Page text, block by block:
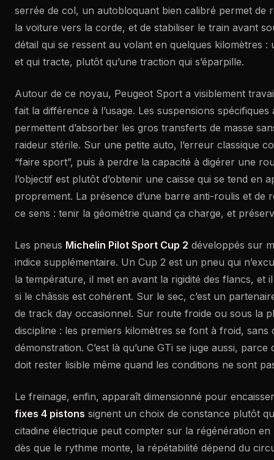
serrée de col, un autobloquant bien calibré permet de
la voiture vers la corde, et de stabiliser le train avant
détail qui se ressent au volant en quelques kilomètres :
et qui tracte, plutôt qu’une traction qui s’éparpille.
Autour de ce noyau, Peugeot Sport a visiblement
fait la différence à l’usage. Les suspensions
permettent d’absorber les gros transferts de masse
raideur stérile. Sur une petite auto, l’erreur classique
“faire sport”, puis à perdre la capacité à digérer une
l’objectif est plutôt d’obtenir une caisse qui se tend en
proprement. La présence d’une barre anti-roulis et de
ce sens : tenir la géométrie quand ça charge, et
Les pneus Michelin Pilot Sport Cup 2 développés sur
indice supplémentaire. Un Cup 2 est un pneu qui
la température, il met en avant la rigidité des flancs, et
si le châssis est cohérent. Sur le sec, c’est un
de track day occasionnel. Sur route froide ou sous la
discipline : les premiers kilomètres se font à froid, sans
démonstration. C’est là qu’une GTi se juge aussi, parce
doit rester lisible même quand les conditions ne sont
Le freinage, enfin, apparaît dimensionné pour
fixes 4 pistons signent un choix de constance plutôt
citadine électrique peut compter sur la régénération en
dès que le rythme monte, la répétabilité dépend du